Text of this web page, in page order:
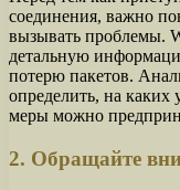
соединения, важно
вызывать проблемы.
детальную
потерю пакетов.
определить, на каких
меры можно
2. Обращайте